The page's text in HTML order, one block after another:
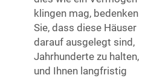
klingen mag, bedenken
Sie, dass diese Häuser
darauf ausgelegt sind,
Jahrhunderte zu halten,
und Ihnen langfristig